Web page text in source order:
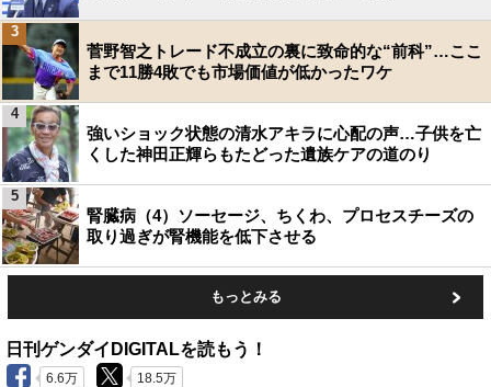
菅野智之トレード不成立の裏に致命的な“前科”…ここ
まで11勝4敗でも市場価値が低かったワケ
3
強いショック状態の清水アキラに心配の声…子供を亡
くした神田正輝らもたどった遺族ケアの道のり
4
腎臓病（4）ソーセージ、ちくわ、プロセスチーズの
取り過ぎが腎機能を低下させる
5
もっとみる
日刊ゲンダイDIGITALを読もう！
6.6万 18.5万